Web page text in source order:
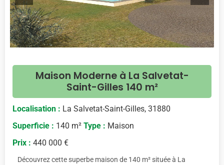
Maison Moderne à La Salvetat-
Saint-Gilles 140 m²
Localisation : La Salvetat-Saint-Gilles, 31880
Superficie : 140 m² Type : Maison
Prix : 440 000 €
Découvrez cette superbe maison de 140 m² située à La